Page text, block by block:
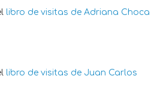
libro de visitas de Adriana Choca
libro de visitas de Juan Carlos